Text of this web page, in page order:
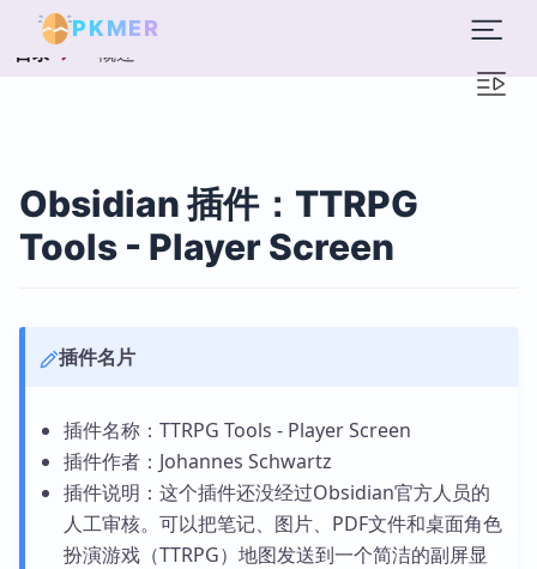
PKMER
目录 概述
Obsidian 插件：TTRPG
Tools - Player Screen
插件名片
插件名称：TTRPG Tools - Player Screen
插件作者：Johannes Schwartz
插件说明：这个插件还没经过Obsidian官方人员的
人工审核。可以把笔记、图片、PDF文件和桌面角色
扮演游戏（TTRPG）地图发送到一个简洁的副屏显